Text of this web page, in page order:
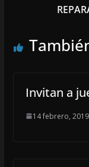
Invitan a
14 febrero, 2019